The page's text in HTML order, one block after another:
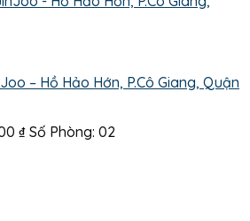
– Hồ Hảo Hớn, P.Cô Giang, Quận
₫Khoảng
Số Phòng: 02